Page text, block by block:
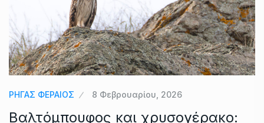
ΡΗΓΑΣ ΦΕΡΑΙΟΣ 8 Φεβρουαρίου, 2026
Βαλτόμπουφος και χρυσογέρακο: